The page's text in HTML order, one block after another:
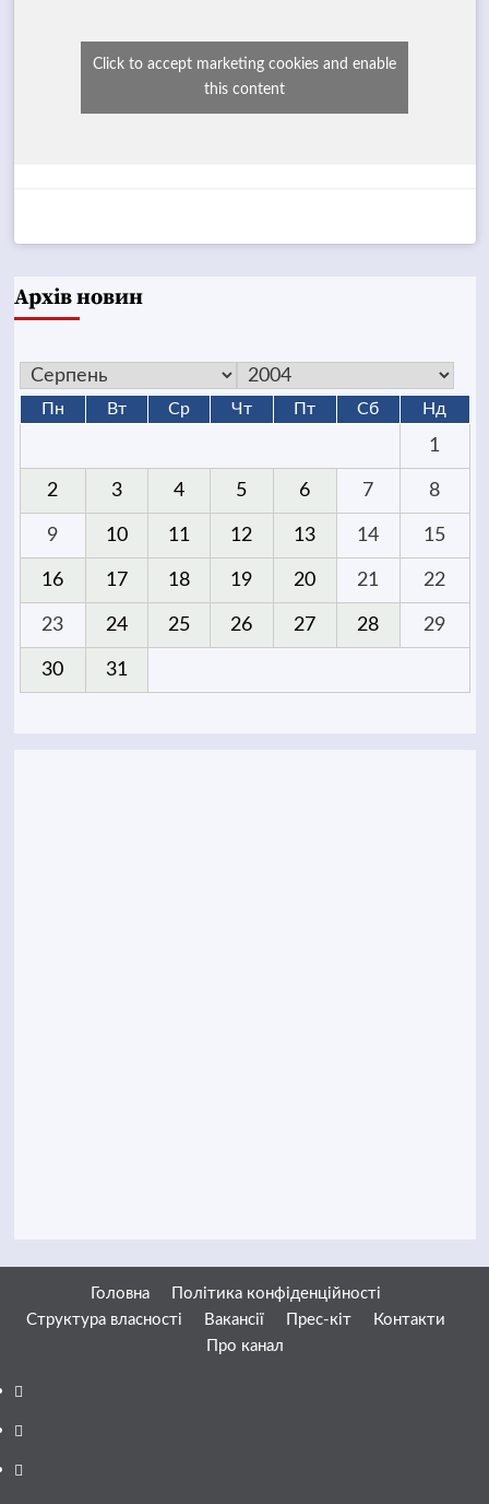
Click to accept marketing cookies and enable
this content
Архів новин
Пн Вт Ср Чт Пт Сб Нд
1
2 3 4 5 6 7 8
9 10 11 12 13 14 15
16 17 18 19 20 21 22
23 24 25 26 27 28 29
30 31
Головна
Політика конфіденційності
Структура власності
Вакансії Прес-кіт
Контакти
Про канал
Facebook
YouTube
Telegram